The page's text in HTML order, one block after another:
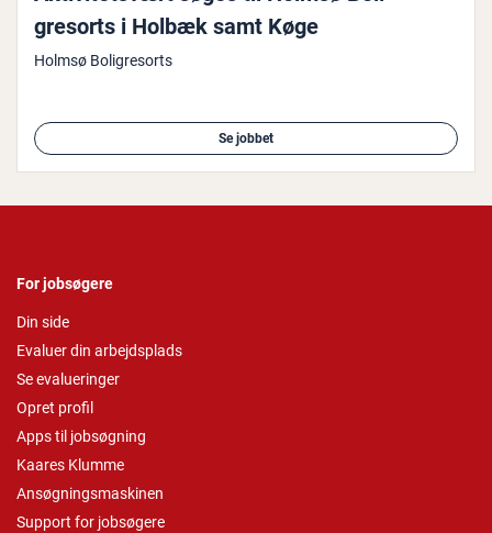
gresorts i Holbæk samt Køge
Holmsø Boligresorts
Se jobbet
For jobsøgere
Din side
Evaluer din arbejdsplads
Se evalueringer
Opret profil
Apps til jobsøgning
Kaares Klumme
Ansøgningsmaskinen
Support for jobsøgere